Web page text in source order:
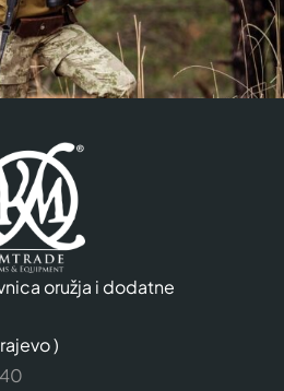
oružja i dodatne
)